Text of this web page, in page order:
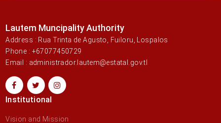
Lautem Muncipality Authority
Address : Rua Trinta de Agusto, Fuiloru, Lospalos
Phone : +67077450729
Email : administrador.lautem@estatal.gov.tl
Institutional
Vision and Mission